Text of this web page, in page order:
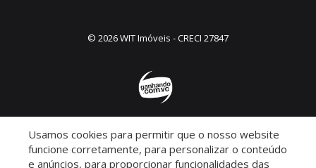
© 2026 WIT Imóveis - CRECI 27847
Descomplicado por:
Usamos cookies para permitir que o nosso website
funcione corretamente, para personalizar o conteúdo
e anúncios, para proporcionar funcionalidades das